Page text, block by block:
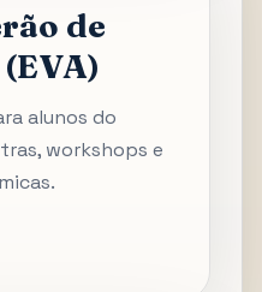
de
alunos do
workshops e